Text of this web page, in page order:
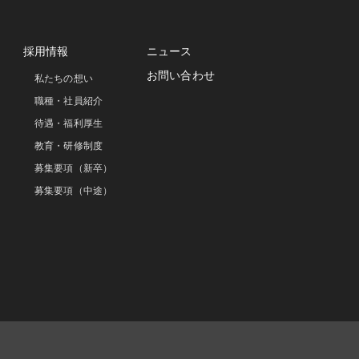
採用情報
私たちの想い
職種・社員紹介
待遇・福利厚生
教育・研修制度
募集要項（新卒）
募集要項（中途）
ニュース
お問い合わせ